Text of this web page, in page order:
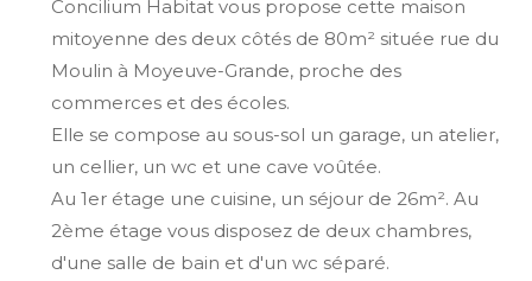
Concilium Habitat vous propose cette maison
mitoyenne des deux côtés de 80m² située rue du
Moulin à Moyeuve-Grande, proche des
commerces et des écoles.
Elle se compose au sous-sol un garage, un atelier,
un cellier, un wc et une cave voûtée.
Au 1er étage une cuisine, un séjour de 26m². Au
2ème étage vous disposez de deux chambres,
d'une salle de bain et d'un wc séparé.